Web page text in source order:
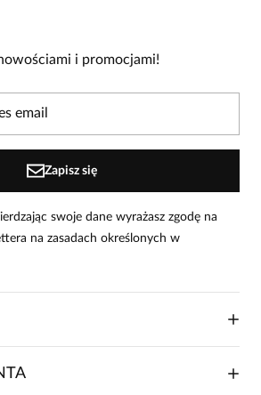
0
mogą dodawać tylko osoby, które
i promocjami!
Zapisz się
swoje dane wyrażasz zgodę na
na zasadach określonych w